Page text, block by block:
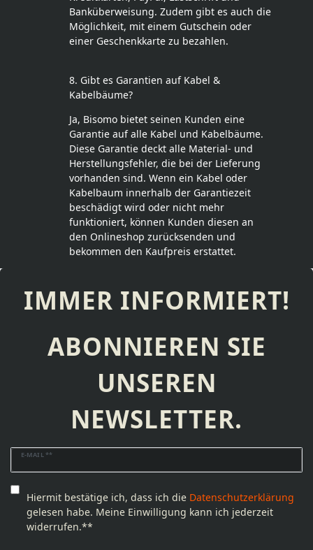
Banküberweisung. Zudem gibt es auch die
Möglichkeit, mit einem Gutschein oder
einer Geschenkkarte zu bezahlen.
8. Gibt es Garantien auf Kabel &
Kabelbäume?
Ja, Bisomo bietet seinen Kunden eine
Garantie auf alle Kabel und Kabelbäume.
Diese Garantie deckt alle Material- und
Herstellungsfehler, die bei der Lieferung
vorhanden sind. Wenn ein Kabel oder
Kabelbaum innerhalb der Garantiezeit
beschädigt wird oder nicht mehr
funktioniert, können Kunden diesen an
den Onlineshop zurücksenden und
bekommen den Kaufpreis erstattet.
IMMER INFORMIERT!
ABONNIEREN SIE
UNSEREN
NEWSLETTER.
E-MAIL **
Newsletter
Honig
Hiermit bestätige ich, dass ich die Daten­schutz­erklärung
gelesen habe. Meine Einwilligung kann ich jederzeit
widerrufen.**